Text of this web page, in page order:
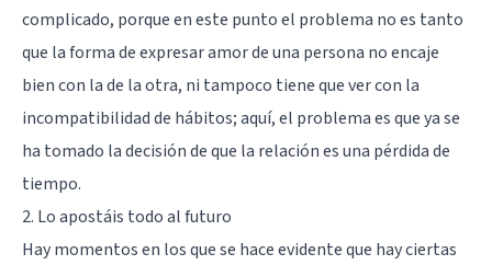
complicado, porque en este punto el problema no es tanto
que la forma de expresar amor de una persona no encaje
bien con la de la otra, ni tampoco tiene que ver con la
incompatibilidad de hábitos; aquí, el problema es que ya se
ha tomado la decisión de que la relación es una pérdida de
tiempo.
2. Lo apostáis todo al futuro
Hay momentos en los que se hace evidente que hay ciertas